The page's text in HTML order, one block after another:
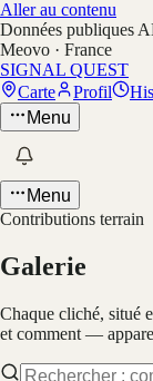
Aller au contenu
Données publiques
Meovo · France
SIGNAL QUEST
Carte
Profil
Menu
Menu
Contributions terrain
Galerie
Chaque cliché, situé
et comment —